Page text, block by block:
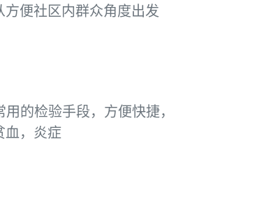
便社区内群众角度出发
的检验手段，方便快捷，
血，炎症